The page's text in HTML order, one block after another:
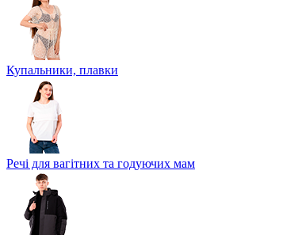
Купальники, плавки
Речі для вагітних та годуючих мам